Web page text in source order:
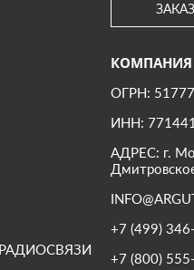
КОМПАНИЯ
ОГРН:
ИНН:
АДРЕС: г.
+7 (499)
+7 (800)